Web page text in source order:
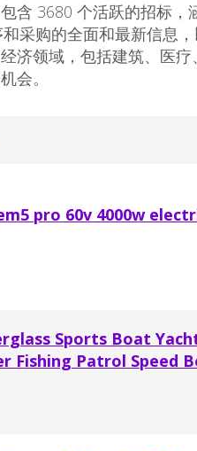
含 3680 个活跃的招标
采购的全面和最新信息
济领域，包括建筑、医
会。
pro 60v 4000w
Sports Boat
Fishing Patrol Speed